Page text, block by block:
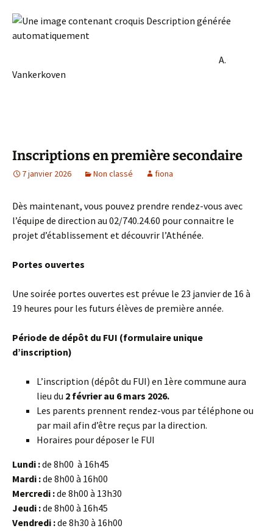
A.
Vankerkoven
Inscriptions en première secondaire
7 janvier 2026 Non classé fiona
Dès maintenant, vous pouvez prendre rendez-vous avec
l’équipe de direction au 02/740.24.60 pour connaitre le
projet d’établissement et découvrir l’Athénée.
Portes ouvertes
Une soirée portes ouvertes est prévue le 23 janvier de 16 à
19 heures pour les futurs élèves de première année.
Période de dépôt du FUI (formulaire unique
d’inscription)
L’inscription (dépôt du FUI) en 1ère commune aura
lieu du 2 février au 6 mars 2026.
Les parents prennent rendez-vous par téléphone ou
par mail afin d’être reçus par la direction.
Horaires pour déposer le FUI
Lundi :de 8h00 à 16h45
Mardi :de 8h00 à 16h00
Mercredi :de 8h00 à 13h30
Jeudi :de 8h00 à 16h45
Vendredi :de 8h30 à 16h00